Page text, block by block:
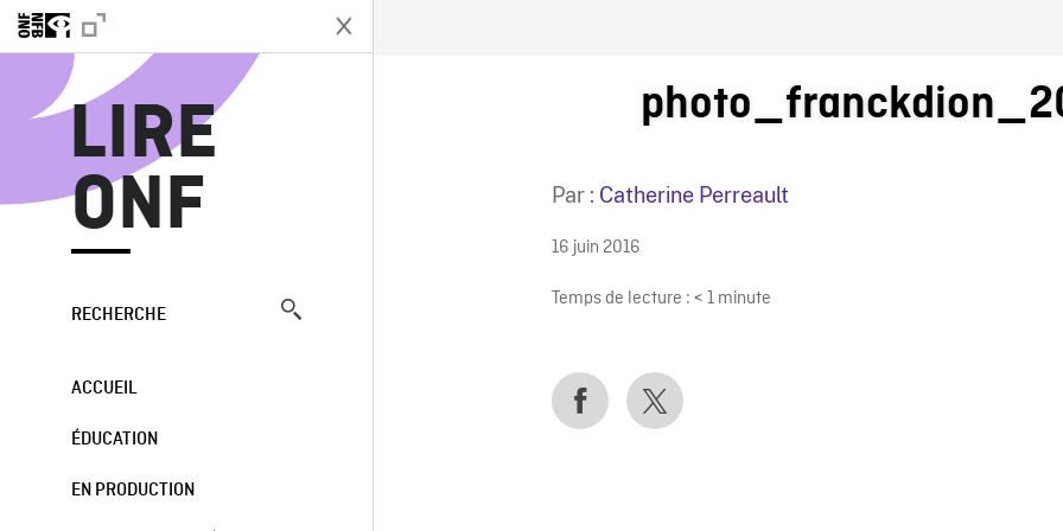
LIRE
ONF
RECHERCHE
ACCUEIL
ÉDUCATION
EN PRODUCTION
LIRE ONF
Par : Catherine Perreault
16 juin 2016
Temps de lecture : < 1 minute